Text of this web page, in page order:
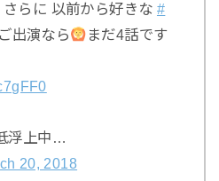
さらに 以前から好きな #
出演なら
まだ4話です
浮上中…
20, 2018